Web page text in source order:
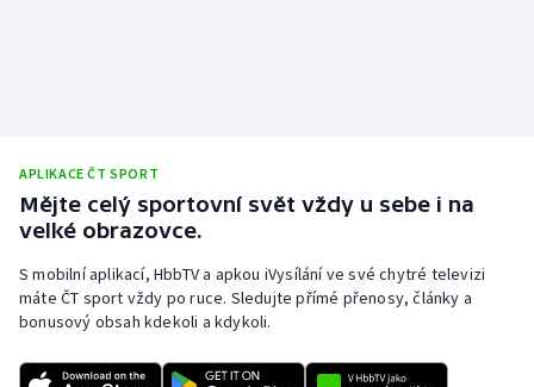
APLIKACE ČT SPORT
Mějte celý sportovní svět vždy u sebe i na
velké obrazovce.
S mobilní aplikací, HbbTV a apkou iVysílání ve své chytré televizi
máte ČT sport vždy po ruce. Sledujte přímé přenosy, články a
bonusový obsah kdekoli a kdykoli.